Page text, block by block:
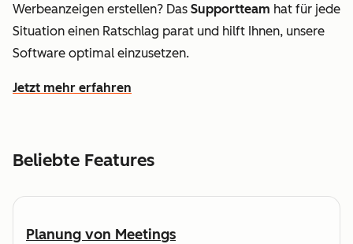
Werbeanzeigen erstellen? Das Supportteam hat für jede
Situation einen Ratschlag parat und hilft Ihnen, unsere
Software optimal einzusetzen.
Jetzt mehr erfahren
wie HubSpot dabei hilft, den Umsatz zu steigern und
Beliebte Features
Planung von Meetings